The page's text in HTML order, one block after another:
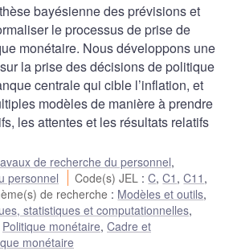
bayésienne des prévisions et
le processus de prise de
monétaire. Nous développons une
la prise des décisions de politique
centrale qui cible l’inflation, et
modèles de manière à prendre
les attentes et les résultats relatifs
de recherche du personnel,
personnel
Code(s) JEL :C,C1 ,C11 ,
de recherche : Modèles et outils,
statistiques et computationnelles,
Politique monétaire, Cadre et
monétaire